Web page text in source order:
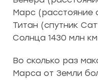
Марс (расстояние
Титан (спутник
Солнца 1430 млн
Во сколько раз
Марса от Земли